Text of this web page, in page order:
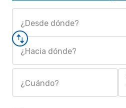
¿Desde dónde?
¿Hacia dónde?
¿Cuándo?